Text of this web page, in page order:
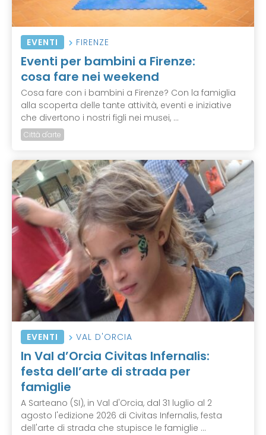
EVENTI FIRENZE
Eventi per bambini a Firenze:
cosa fare nei weekend
Cosa fare con i bambini a Firenze? Con la famiglia
alla scoperta delle tante attività, eventi e iniziative
che divertono i nostri figli nei musei, ...
Città d'arte
EVENTI VAL D'ORCIA
In Val d’Orcia Civitas Infernalis:
festa dell’arte di strada per
famiglie
A Sarteano (SI), in Val d'Orcia, dal 31 luglio al 2
agosto l'edizione 2026 di Civitas Infernalis, festa
dell'arte di strada che stupisce le famiglie ...